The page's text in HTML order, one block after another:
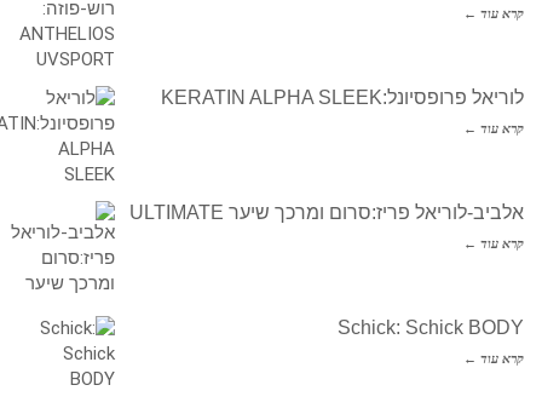
קרא עוד ←
לוריאל פרופסיונל:KERATIN ALPHA SLEEK
קרא עוד ←
אלביב-לוריאל פריז:סרום ומרכך שיער ULTIMATE
קרא עוד ←
Schick: Schick BODY
קרא עוד ←